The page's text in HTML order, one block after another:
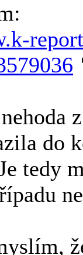
do
tedy